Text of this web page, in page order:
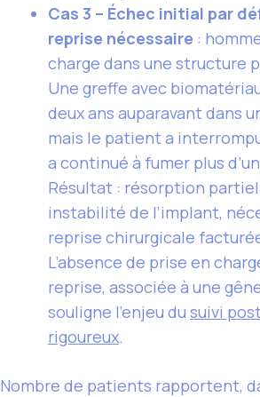
Cas 3 – Échec initial par
reprise nécessaire :
charge dans une structure
Une greffe avec
deux ans auparavant dans
mais le patient a
a continué à fumer plus
Résultat : résorption
instabilité de l’implant,
reprise chirurgicale
L’absence de prise en
reprise, associée à une
souligne l’enjeu du suivi
rigoureux.
Nombre de patients rapportent,